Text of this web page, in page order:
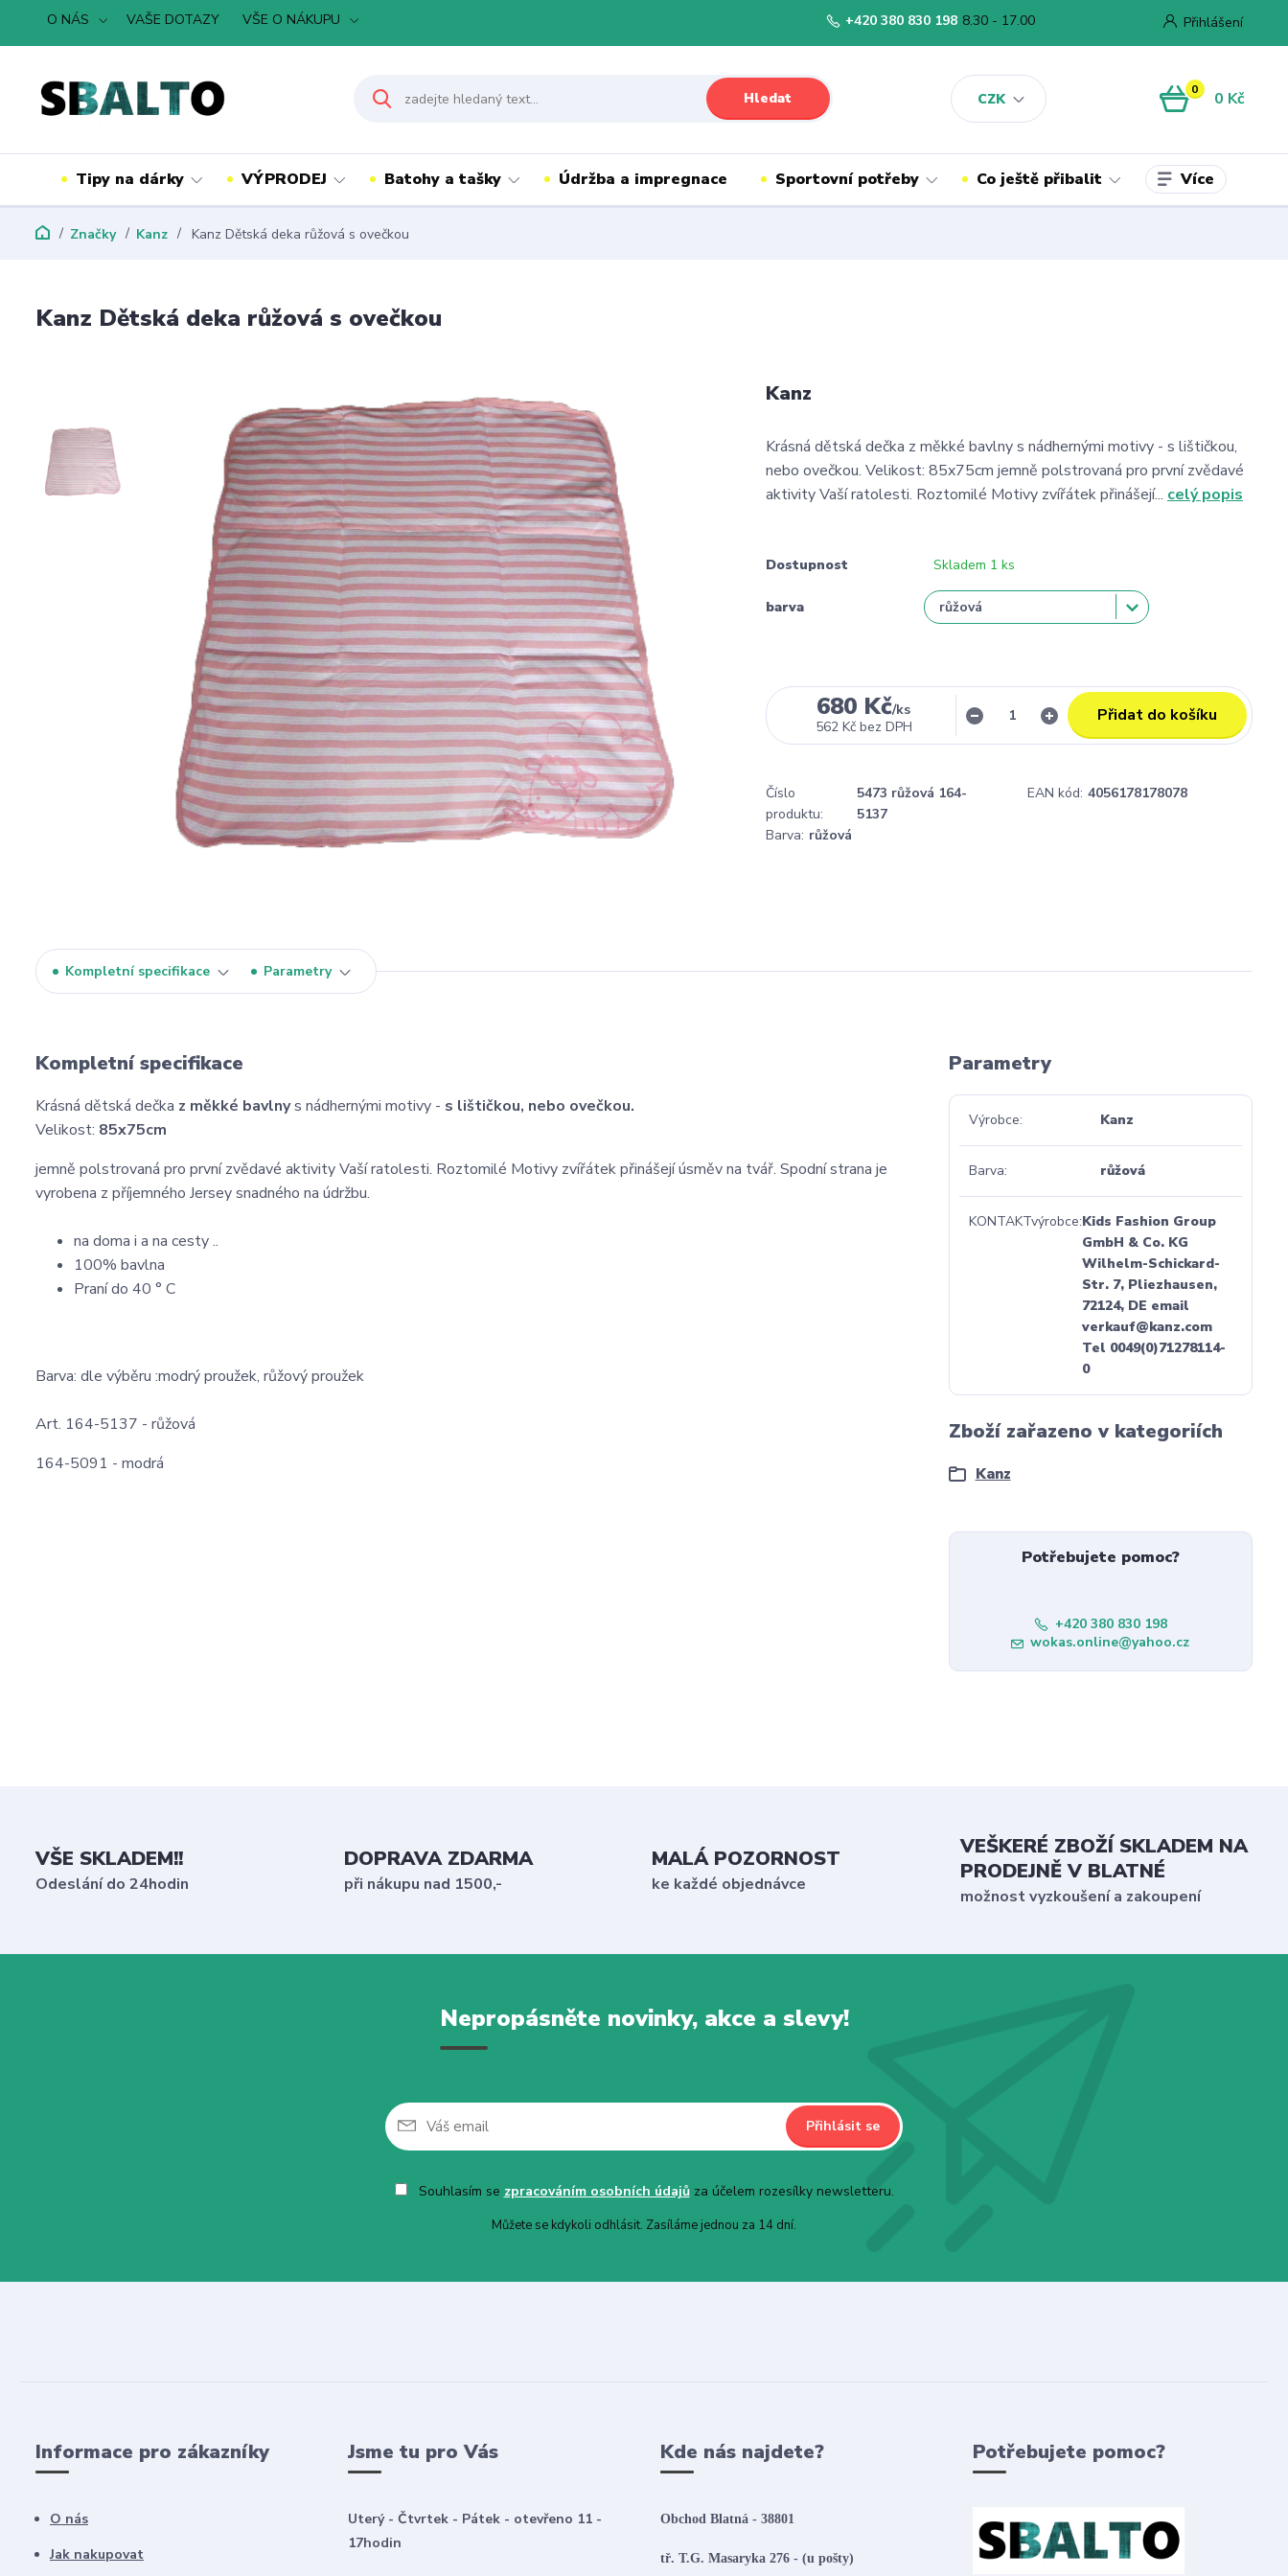
O NÁS VAŠE DOTAZY VŠE O NÁKUPU
CZK
Přihlášení
Hledat
+420 380 830 198 8.30 - 17.00
0 0 Kč
Tipy na dárky VÝPRODEJ Batohy a tašky Údržba a impregnace Sportovní potřeby Co ještě přibalit Více
Značky Kanz Kanz Dětská deka růžová s ovečkou
Kanz Dětská deka růžová s ovečkou
Kanz
Krásná dětská dečka z měkké bavlny s nádhernými motivy - s lištičkou,
nebo ovečkou. Velikost: 85x75cm jemně polstrovaná pro první zvědavé
aktivity Vaší ratolesti. Roztomilé Motivy zvířátek přinášejí... celý popis
Dostupnost Skladem 1 ks
barva
680 Kč/ks
562 Kč bez DPH
Přidat do košíku
Číslo
produktu:
5473 růžová 164-
5137
EAN kód: 4056178178078
Barva: růžová
Kompletní specifikace Parametry
Kompletní specifikace
Krásná dětská dečka z měkké bavlnys nádhernými motivy - s lištičkou, nebo ovečkou.
Velikost: 85x75cm
jemně polstrovaná pro první zvědavé aktivity Vaší ratolesti. Roztomilé Motivy zvířátek přinášejí úsměv na tvář. Spodní strana je
vyrobena z příjemného Jersey snadného na údržbu.
na doma i a na cesty ..
100% bavlna
Praní do 40 ° C
Barva: dle výběru :modrý proužek, růžový proužek
Art. 164-5137 - růžová
164-5091 - modrá
Parametry
Výrobce Kanz
Barva růžová
KONTAKTvýrobce Kids Fashion Group
GmbH & Co. KG
Wilhelm-Schickard-
Str. 7, Pliezhausen,
72124, DE email
verkauf@kanz.com
Tel 0049(0)71278114-
0
Zboží zařazeno v kategoriích
Kanz
Potřebujete pomoc?
+420 380 830 198
wokas.online@yahoo.cz
VŠE SKLADEM!!
Odeslání do 24hodin
DOPRAVA ZDARMA
při nákupu nad 1500,-
MALÁ POZORNOST
ke každé objednávce
VEŠKERÉ ZBOŽÍ SKLADEM NA
PRODEJNĚ V BLATNÉ
možnost vyzkoušení a zakoupení
Nepropásněte novinky, akce a slevy!
Přihlásit se
Souhlasím se zpracováním osobních údajůza účelem rozesílky newsletteru.
Můžete se kdykoli odhlásit. Zasíláme jednou za 14 dní.
Informace pro zákazníky
O nás
Jak nakupovat
Jsme tu pro Vás
Uterý - Čtvrtek - Pátek - otevřeno 11 -
17hodin
Kde nás najdete?
Obchod Blatná - 38801
tř. T.G. Masaryka 276 - (u pošty)
Potřebujete pomoc?